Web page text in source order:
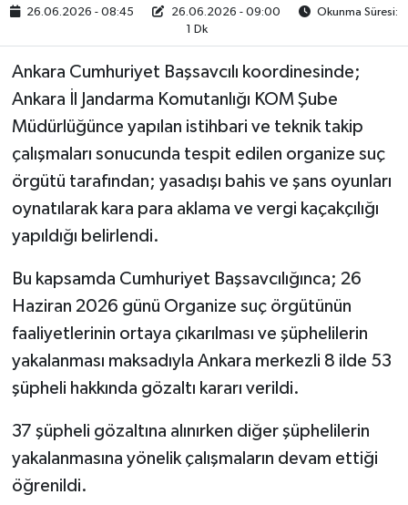
26.06.2026 - 08:45 26.06.2026 - 09:00
Okunma Süresi:
1 Dk
Ankara Cumhuriyet Başsavcılı koordinesinde;
Ankara İl Jandarma Komutanlığı KOM Şube
Müdürlüğünce yapılan istihbari ve teknik takip
çalışmaları sonucunda tespit edilen organize suç
örgütü tarafından; yasadışı bahis ve şans oyunları
oynatılarak kara para aklama ve vergi kaçakçılığı
yapıldığı belirlendi.
Bu kapsamda Cumhuriyet Başsavcılığınca; 26
Haziran 2026 günü Organize suç örgütünün
faaliyetlerinin ortaya çıkarılması ve şüphelilerin
yakalanması maksadıyla Ankara merkezli 8 ilde 53
şüpheli hakkında gözaltı kararı verildi.
37 şüpheli gözaltına alınırken diğer şüphelilerin
yakalanmasına yönelik çalışmaların devam ettiği
öğrenildi.